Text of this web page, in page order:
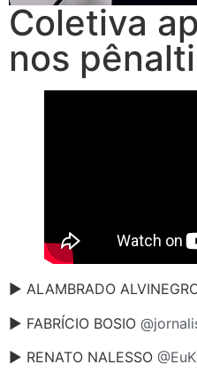
Coletiva
nos
► ALAMBRADO
► FABRÍCIO BOSIO
► RENATO NALESSO